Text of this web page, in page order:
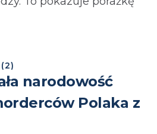
2)
narodowość
Polaka z